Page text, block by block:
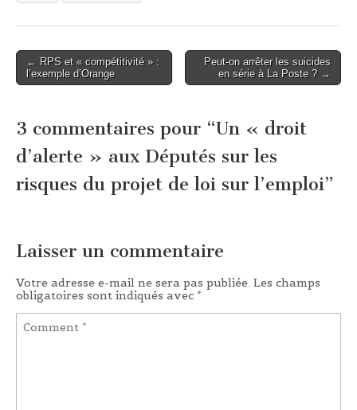
Post navigation
← RPS et « compétitivité » :
l’exemple d’Orange
Peut-on arrêter les suicides
en série à La Poste ? →
3 commentaires pour “Un « droit
d’alerte » aux Députés sur les
risques du projet de loi sur l’emploi”
Laisser un commentaire
Votre adresse e-mail ne sera pas publiée. Les champs
obligatoires sont indiqués avec *